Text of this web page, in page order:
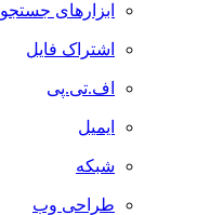
ابزارهای جستجو
اشتراک فایل
اف.تی.پی
ایمیل
شبکه
طراحی وب